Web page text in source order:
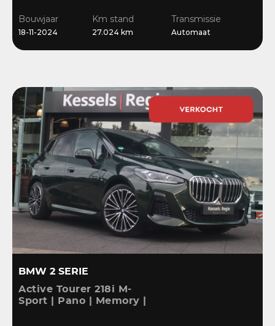
Massage |
Stuur/Stoelverwarming |
Bouwjaar
18-11-2024
Km stand
27.024 km
Transmissie
Automaat
BMW 2 SERIE
Active Tourer 218i M-
Sport | Pano | Memory |